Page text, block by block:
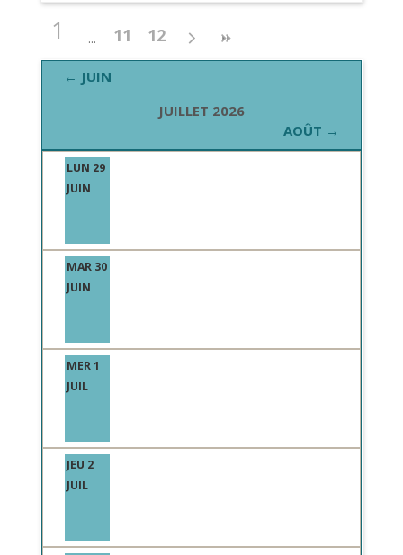
1 11 12
← JUIN
JUILLET 2026
AOÛT →
LUN 29
JUIN
MAR 30
JUIN
MER 1
JUIL
JEU 2
JUIL